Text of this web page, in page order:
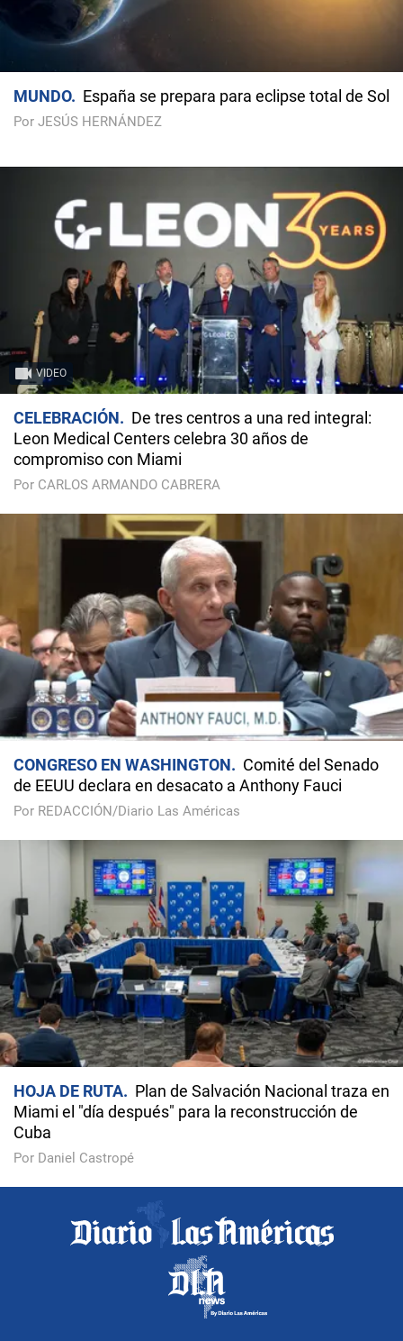
MUNDO España se prepara para eclipse total de Sol
Por JESÚS HERNÁNDEZ
VIDEO
CELEBRACIÓN
De tres centros a una red integral:
Leon Medical Centers celebra 30 años de
compromiso con Miami
Por CARLOS ARMANDO CABRERA
CONGRESO EN WASHINGTON
Comité del Senado
de EEUU declara en desacato a Anthony Fauci
Por REDACCIÓN/Diario Las Américas
HOJA DE RUTA
Plan de Salvación Nacional traza en
Miami el "día después" para la reconstrucción de
Cuba
Por Daniel Castropé